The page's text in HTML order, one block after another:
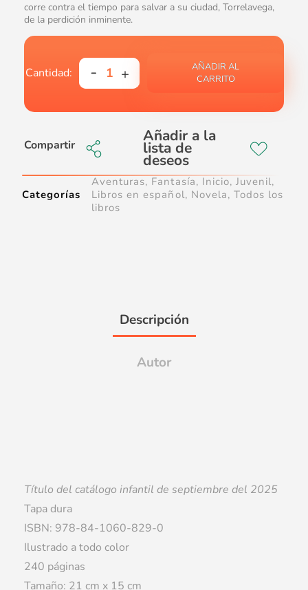
corre contra el tiempo para salvar a su ciudad, Torrelavega,
de la perdición inminente.
AÑADIR AL
CARRITO
Compartir
Categorías
Aventuras, Fantasía, Inicio, Juvenil,
Libros en español, Novela, Todos los
libros
Descripción
Autor
Título del catálogo infantil de septiembre del 2025
Tapa dura
ISBN: 978-84-1060-829-0
Ilustrado a todo color
240 páginas
Tamaño: 21 cm x 15 cm